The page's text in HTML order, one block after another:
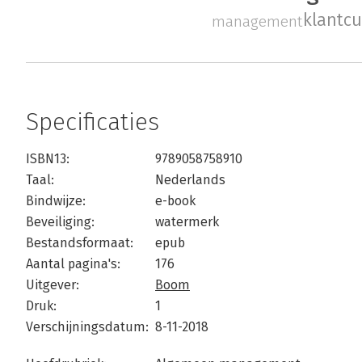
management
Specificaties
ISBN13:
9789058758910
Taal:
Nederlands
Bindwijze:
e-book
Beveiliging:
watermerk
Bestandsformaat:
epub
Aantal pagina's:
176
Uitgever:
Boom
Druk:
1
Verschijningsdatum: 8-11-2018